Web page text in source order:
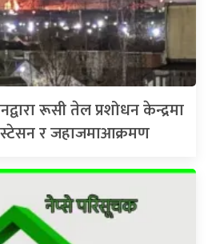
रूसी तेल प्रशोधन केन्द्रमा
स्टेसन र जहाजमाआक्रमण